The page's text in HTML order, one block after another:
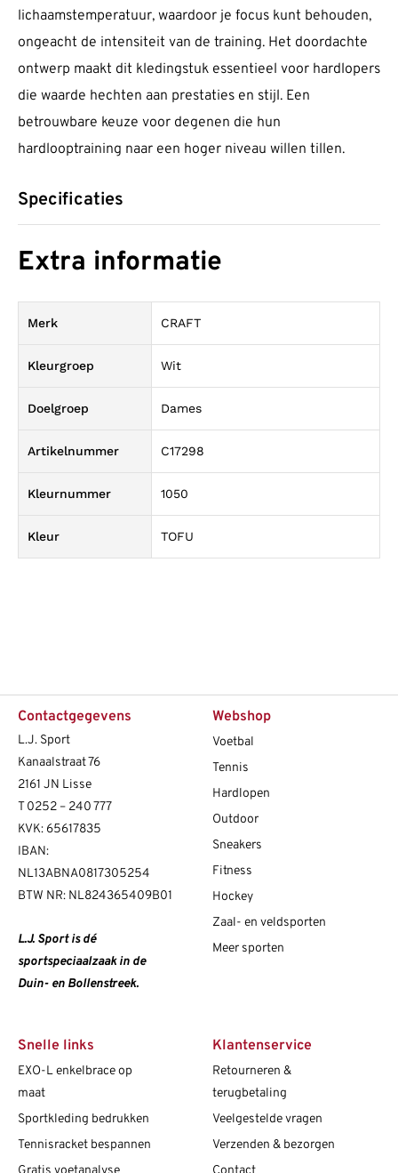
lichaamstemperatuur, waardoor je focus kunt behouden,
ongeacht de intensiteit van de training. Het doordachte
ontwerp maakt dit kledingstuk essentieel voor hardlopers
die waarde hechten aan prestaties en stijl. Een
betrouwbare keuze voor degenen die hun
hardlooptraining naar een hoger niveau willen tillen.
Specificaties
Extra informatie
Merk CRAFT
Kleurgroep Wit
Doelgroep Dames
Artikelnummer C17298
Kleurnummer 1050
Kleur TOFU
Contactgegevens
L.J. Sport
Kanaalstraat 76
2161 JN Lisse
T0252 – 240 777
KVK: 65617835
IBAN:
NL13ABNA0817305254
BTW NR: NL824365409B01
L.J. Sport is dé
sportspeciaalzaak in de
Duin- en Bollenstreek.
Webshop
Voetbal
Tennis
Hardlopen
Outdoor
Sneakers
Fitness
Hockey
Zaal- en veldsporten
Meer sporten
Snelle links
EXO-L enkelbrace op
maat
Sportkleding bedrukken
Tennisracket bespannen
Klantenservice
Retourneren &
terugbetaling
Veelgestelde vragen
Verzenden & bezorgen